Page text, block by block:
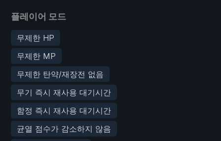
플레이어 모드
무제한 HP
무제한 MP
무제한 탄약/재장전 없음
무기 즉시 재사용 대기시간
함정 즉시 재사용 대기시간
균열 점수가 감소하지 않음